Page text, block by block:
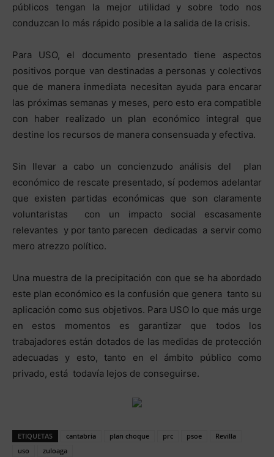
públicos tengan la mejor utilidad y sobre todo nos
conduzcan lo más rápido posible a la salida de la crisis.
Para USO, el documento presentado tiene aspectos
positivos porque van destinadas a personas y colectivos
que de manera inmediata necesitan ayuda para encarar
las próximas semanas y meses, pero esto era compatible
con haber realizado un plan económico integral que
destine los recursos de manera consensuada y efectiva.
Sin llevar a cabo un concienzudo análisis del plan
económico de rescate presentado, sí podemos adelantar
que existen partidas económicas que son claramente
voluntaristas con un impacto social escasamente
relevantes y por tanto parecen dedicadas a servir como
mero atrezzo político.
Una muestra de la precipitación con que se ha abordado
este plan económico es la confusión que genera tanto su
aplicación como sus objetivos. Para USO lo que más urge
en estos momentos es garantizar que todos los
trabajadores están dotados de las medidas de protección
adecuadas y esto, tanto en el ámbito público como
privado, está todavía lejos de conseguirse.
ETIQUETAS cantabria plan choque prc psoe
Revilla
uso
zuloaga